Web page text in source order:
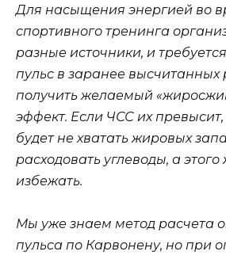
Для насыщения энергией во
спортивного тренинга
разные источники, и
пульс в заранее высчитанных
получить желаемый
эффект. Если ЧСС их
будет не хватать жировых
расходовать углеводы, а
избежать.
Мы уже знаем метод расчета
пульса по Карвонену, но при